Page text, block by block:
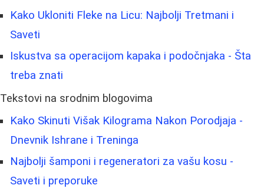
Kako Ukloniti Fleke na Licu: Najbolji Tretmani i
Saveti
Iskustva sa operacijom kapaka i podočnjaka - Šta
treba znati
Tekstovi na srodnim blogovima
Kako Skinuti Višak Kilograma Nakon Porodjaja -
Dnevnik Ishrane i Treninga
Najbolji šamponi i regeneratori za vašu kosu -
Saveti i preporuke